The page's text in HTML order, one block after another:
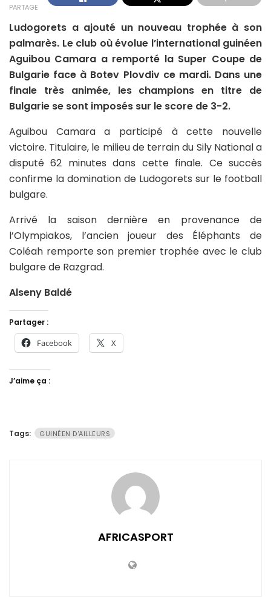
PARTAGE
Ludogorets a ajouté un nouveau trophée à son
palmarès. Le club où évolue l’international guinéen
Aguibou Camara a remporté la Super Coupe de
Bulgarie face à Botev Plovdiv ce mardi. Dans une
finale très animée, les champions en titre de
Bulgarie se sont imposés sur le score de 3-2.
Aguibou Camara a participé à cette nouvelle
victoire. Titulaire, le milieu de terrain du Sily National a
disputé 62 minutes dans cette finale. Ce succès
confirme la domination de Ludogorets sur le football
bulgare.
Arrivé la saison dernière en provenance de
l’Olympiakos, l’ancien joueur des Éléphants de
Coléah remporte son premier trophée avec le club
bulgare de Razgrad.
Alseny Baldé
Partager :
Facebook X
J’aime ça :
Tags: GUINÉEN D'AILLEURS
AFRICASPORT